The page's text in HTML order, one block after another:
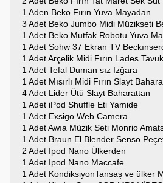
1 Aden Beko Fırın Yuva Mayadan
3 Adet Beko Jumbo Midi Müzikseti
1 Adet Beko Mutfak Robotu Yuva
1 Adet Sohw 37 Ekran TV
1 Adet Arçelik Midi Fırın Lades
1 Adet Tefal Duman sız Izğara
1 Adet Mısırlı Midi Fırın Slayt
4 Adet Lider Ütü Slayt Baharattan
1 Adet iPod Shuffle Eti Yamide
1 Adet Exsigo Web Camera
1 Adet Awıa Müzik Seti Monrio
1 Adet Braun El Blender Senso
2 Adet Ipod Nano Ülkerden
1 Adet Ipod Nano Maccafe
1 Adet KondiksiyonTansaş ve ülker